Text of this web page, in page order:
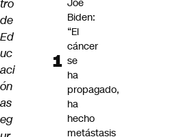
tro
de
Ed
uc
aci
ón
as
eg
Joe
Biden:
“El
cáncer
se
ha
propagado,
ha
hecho
metástasis